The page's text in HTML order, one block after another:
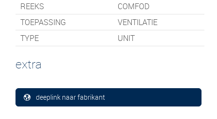
REEKS
COMFOD
TOEPASSING
VENTILATIE
TYPE
UNIT
extra
deeplink naar fabrikant